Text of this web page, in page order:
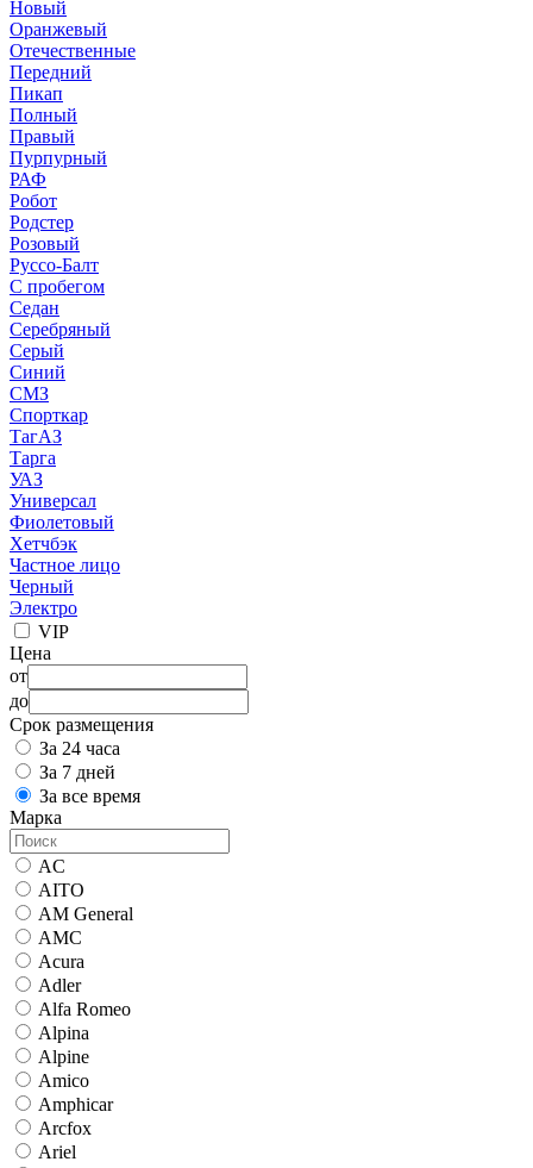
Новый
Оранжевый
Отечественные
Передний
Пикап
Полный
Правый
Пурпурный
РАФ
Робот
Родстер
Розовый
Руссо-Балт
С пробегом
Седан
Серебряный
Серый
Синий
СМЗ
Спорткар
ТагАЗ
Тарга
УАЗ
Универсал
Фиолетовый
Хетчбэк
Частное лицо
Черный
Электро
VIP
Цена
от
до
Срок размещения
За 24 часа
За 7 дней
За все время
Марка
AC
AITO
AM General
AMC
Acura
Adler
Alfa Romeo
Alpina
Alpine
Amico
Amphicar
Arcfox
Ariel